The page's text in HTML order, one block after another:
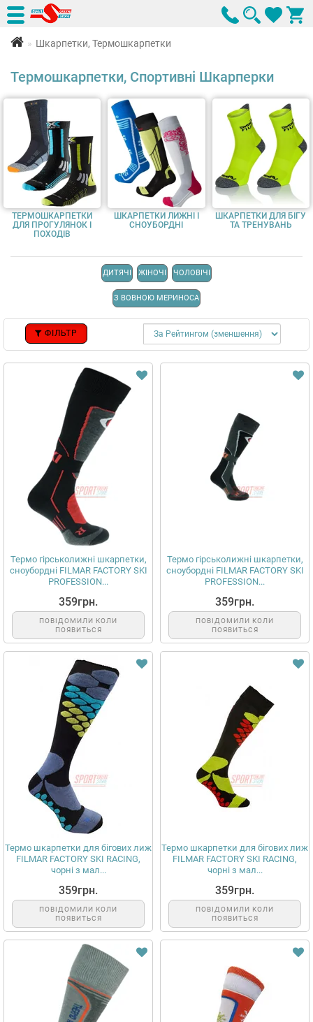
Шкарпетки, Термошкарпетки
Термошкарпетки, Спортивні Шкарперки
ТЕРМОШКАРПЕТКИ
ДЛЯ ПРОГУЛЯНОК І
ПОХОДІВ
ШКАРПЕТКИ ЛИЖНІ І
СНОУБОРДНІ
ШКАРПЕТКИ ДЛЯ БІГУ
ТА ТРЕНУВАНЬ
ДИТЯЧІ ЖІНОЧІ ЧОЛОВІЧІ
З ВОВНОЮ МЕРИНОСА
ФІЛЬТР
Термо гірськолижні шкарпетки,
сноубордні FILMAR FACTORY SKI
PROFESSION...
359грн.
ПОВІДОМИЛИ КОЛИ
ПОЯВИТЬСЯ
Термо гірськолижні шкарпетки,
сноубордні FILMAR FACTORY SKI
PROFESSION...
359грн.
ПОВІДОМИЛИ КОЛИ
ПОЯВИТЬСЯ
Термо шкарпетки для бігових лиж
FILMAR FACTORY SKI RACING,
чорні з мал...
359грн.
ПОВІДОМИЛИ КОЛИ
ПОЯВИТЬСЯ
Термо шкарпетки для бігових лиж
FILMAR FACTORY SKI RACING,
чорні з мал...
359грн.
ПОВІДОМИЛИ КОЛИ
ПОЯВИТЬСЯ